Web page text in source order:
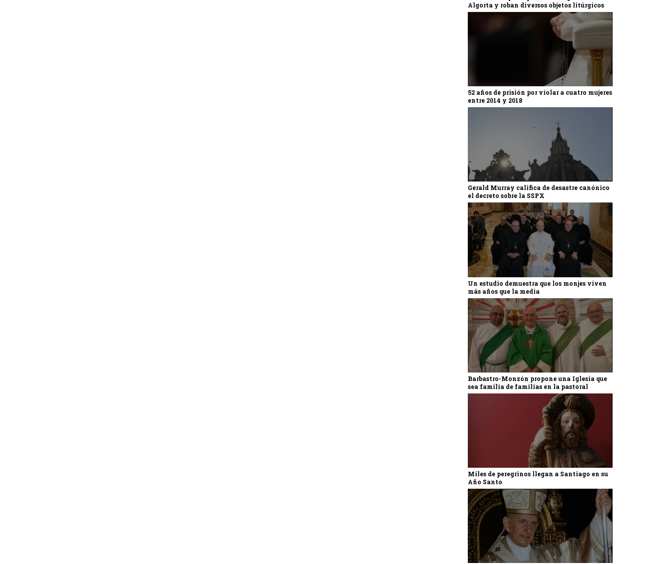
Algorta y roban diversos objetos litúrgicos
52 años de prisión por violar a cuatro mujeres
entre 2014 y 2018
Gerald Murray califica de desastre canónico
el decreto sobre la SSPX
Un estudio demuestra que los monjes viven
más años que la media
Barbastro-Monzón propone una Iglesia que
sea familia de familias en la pastoral
Miles de peregrinos llegan a Santiago en su
Año Santo